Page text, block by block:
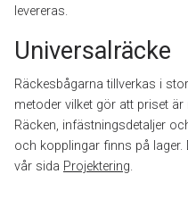
levereras.
Universalräcke
Räckesbågarna tillverkas i
metoder vilket gör att priset
Räcken, infästningsdetaljer
och kopplingar finns på lager.
vår sida Projektering.